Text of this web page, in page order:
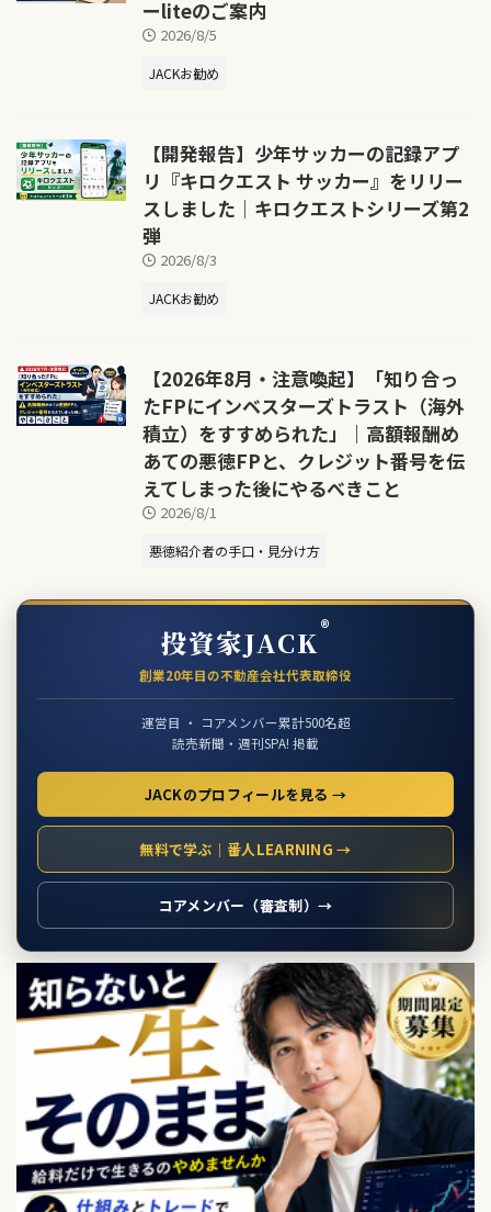
ーliteのご案内
2026/8/5
JACKお勧め
【開発報告】少年サッカーの記録アプ
リ『キロクエスト サッカー』をリリー
スしました｜キロクエストシリーズ第2
弾
2026/8/3
JACKお勧め
【2026年8月・注意喚起】「知り合っ
たFPにインベスターズトラスト（海外
積立）をすすめられた」｜高額報酬め
あての悪徳FPと、クレジット番号を伝
えてしまった後にやるべきこと
2026/8/1
悪徳紹介者の手口・見分け方
投資家JACK®
創業20年目の不動産会社代表取締役
運営目 ・ コアメンバー累計500名超
読売新聞・週刊SPA! 掲載
JACKのプロフィールを見る →
無料で学ぶ｜番人LEARNING →
コアメンバー（審査制）→